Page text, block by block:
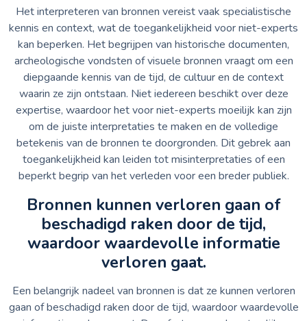
Het interpreteren van bronnen vereist vaak specialistische
kennis en context, wat de toegankelijkheid voor niet-experts
kan beperken. Het begrijpen van historische documenten,
archeologische vondsten of visuele bronnen vraagt om een
diepgaande kennis van de tijd, de cultuur en de context
waarin ze zijn ontstaan. Niet iedereen beschikt over deze
expertise, waardoor het voor niet-experts moeilijk kan zijn
om de juiste interpretaties te maken en de volledige
betekenis van de bronnen te doorgronden. Dit gebrek aan
toegankelijkheid kan leiden tot misinterpretaties of een
beperkt begrip van het verleden voor een breder publiek.
Bronnen kunnen verloren gaan of
beschadigd raken door de tijd,
waardoor waardevolle informatie
verloren gaat.
Een belangrijk nadeel van bronnen is dat ze kunnen verloren
gaan of beschadigd raken door de tijd, waardoor waardevolle